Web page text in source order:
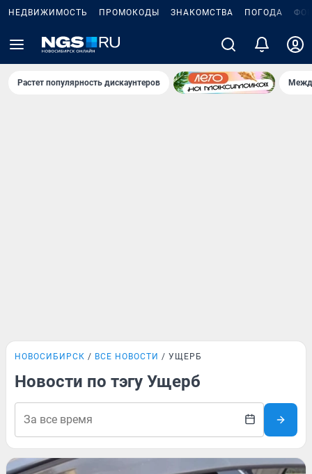
НЕДВИЖИМОСТЬ ПРОМОКОДЫ ЗНАКОМСТВА ПОГОДА
Растет популярность дискаунтеров
НОВОСИБИРСК ВСЕ НОВОСТИ УЩЕРБ
Новости по тэгу Ущерб